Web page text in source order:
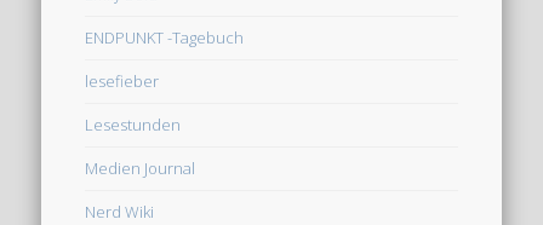
ENDPUNKT -Tagebuch
lesefieber
Lesestunden
Medien Journal
Nerd Wiki